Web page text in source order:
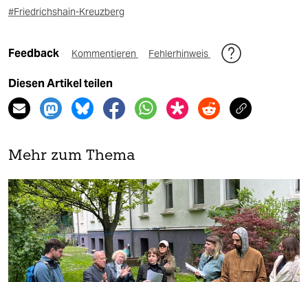
#Friedrichshain-Kreuzberg
Feedback Kommentieren Fehlerhinweis
Diesen Artikel teilen
Mehr zum Thema